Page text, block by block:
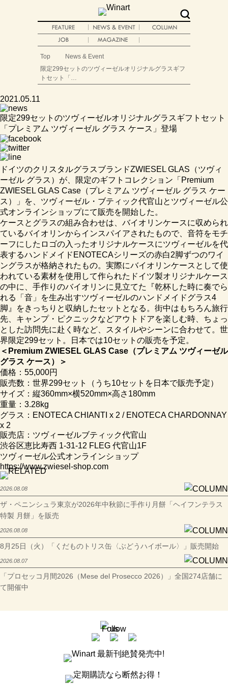
Top
News & Event
限定299セットのツヴィーゼルオリジナルグラスギフ
トセット「…
2021.05.11
限定299セットのツヴィーゼルオリジナルグラスギフトセット
「プレミアム ツヴィーゼル グラス ケース」登場
ドイツのクリスタルグラスブランドZWIESEL GLAS（ツヴィ
ーゼル グラス）が、限定のギフトコレクション「Premium
ZWIESEL GLAS Case（プレミアム ツヴィーゼル グラス ケー
ス）」を、ツヴィーゼル・ブティック代官山とツヴィーゼル公
式オンラインショップにて販売を開始した。
ケースとグラスの組み合わせは、バイオリンケースに収められ
ているバイオリンからインスパイアされたもので、音符をモチ
ーフにしたロゴの入ったオリジナルケースにツヴィーゼルを代
表するハンドメイドENOTECAシリーズの赤白2脚ずつのワイ
ングラスが格納されたもの。実際にバイオリンケースとして使
われている素材を使用して作られたドイツ製オリジナルケース
の中に、手作りのバイオリンに見立てた『乾杯した時に奏でら
れる「音」を生み出すツヴィーゼルのハンドメイドグラス4
脚』をきっちりと収納したセットとなる。街中はもちろん旅行
先、キャンプ・ピクニックなどアウトドアを楽しむ時、ちょっ
とした訪問先に赴く時など、スタイルやシーンに合わせて。世
界限定299セット。日本では10セットの販売を予定。
＜Premium ZWIESEL GLAS Case（プレミアム ツヴィーゼル
グラス ケース）＞
価格：55,000円
販売数：世界299セット（うち10セットを日本で販売予定）
サイズ：縦360mm×横520mm×高さ180mm
重量：3.28kg
グラス：ENOTECA CHIANTI x 2 / ENOTECA CHARDONNAY
x 2
販売店：ツヴィーゼルブティック代官山
渋谷区恵比寿西 1-31-12 FLEG 代官山1F
ツヴィーゼル公式オンラインショップ
https://www.zwiesel-shop.com
2026.08.08
ザ・ペニンシュラ東京が2026年中秋節に手作り月餅「ヘイフンテラス
特製 月餅」を販売
2026.08.08
8月25日（火）「くだものトリス缶〈ぶどうハイボール〉」販売開始
2026.08.07
「プロセッコ月間2026（Mese del Prosecco 2026）」全国274店舗に
て開催中